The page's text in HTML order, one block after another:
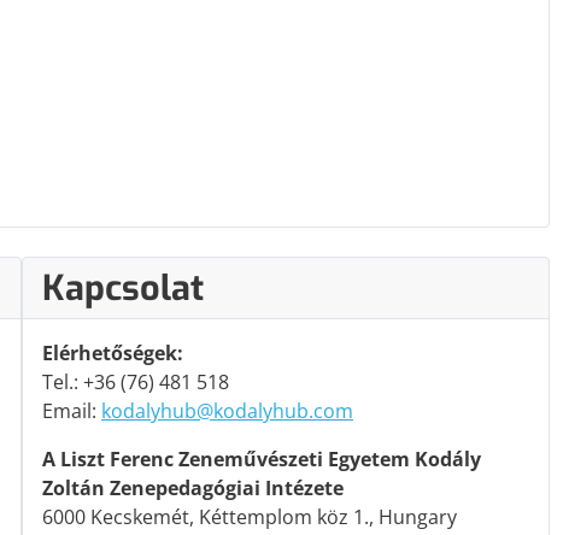
Kapcsolat
Elérhetőségek:
Tel.: +36 (76) 481 518
Email: kodalyhub@kodalyhub.com
A Liszt Ferenc Zeneművészeti Egyetem Kodály
Zoltán Zenepedagógiai Intézete
6000 Kecskemét, Kéttemplom köz 1., Hungary